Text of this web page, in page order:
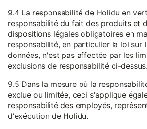
9.4 La responsabilité de Holidu en
responsabilité du fait des produits et
dispositions légales obligatoires en
responsabilité, en particulier la loi sur
données, n'est pas affectée par les
exclusions de responsabilité ci-dessus.
9.5 Dans la mesure où la
exclue ou limitée, ceci s'applique
responsabilité des employés,
d'exécution de Holidu.